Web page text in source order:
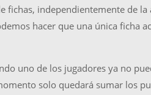
fichas, independientemente de
hacer que una única ficha
uno de los jugadores ya no
solo quedará sumar los